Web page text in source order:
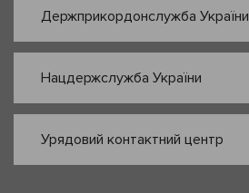
Держприкордонслужба України
Нацдержслужба України
Урядовий контактний центр